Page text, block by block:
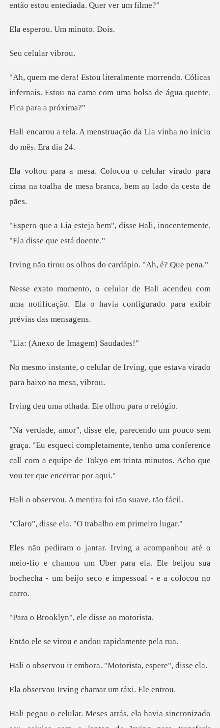
então es
ou. Um mi
lular
do. Cólicas
infernais. Estou na cama com uma
nstruação da Lia vinha no
lar virado para
cima na toalha de mesa
", disse Hali, inocentemente
olhos do cardápio.
ndeu com
uma notificação. Ela o havia conf
o de Imagem
de Irving, que estava virad
lhada. Ele olhou
esqueci completamente, tenho uma conference
call com a equipe de
A mentira foi tão
a. "O trabalho em
eio-fio e chamou um Uber para ela. Ele beijou sua
boch
yn", ele disse
ou e andou rapid
embora. "Motorista,
ving chamar um